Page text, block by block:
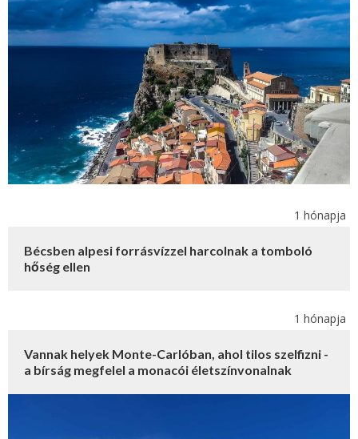
1 hónapja
Bécsben alpesi forrásvízzel harcolnak a tomboló
hőség ellen
1 hónapja
Vannak helyek Monte-Carlóban, ahol tilos szelfizni -
a bírság megfelel a monacói életszínvonalnak